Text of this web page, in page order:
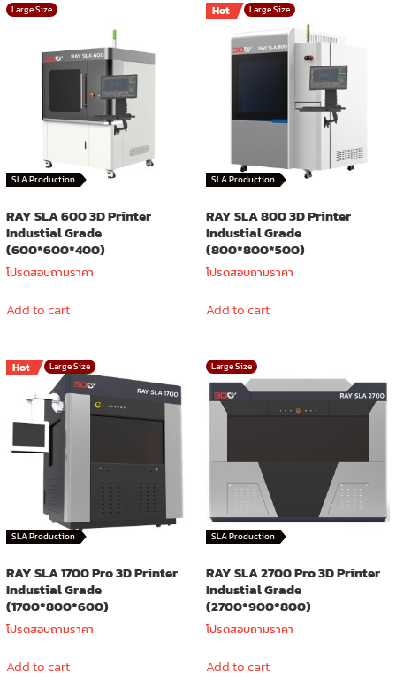
SLA Production
Large Size
RAY SLA 600 3D Printer
Industial Grade
(600*600*400)
โปรดสอบถามราคา
Add to cart
Hot Large Size
SLA Production
RAY SLA 800 3D Printer
Industial Grade
(800*800*500)
โปรดสอบถามราคา
Add to cart
Hot Large Size
SLA Production
RAY SLA 1700 Pro 3D Printer
Industial Grade
(1700*800*600)
โปรดสอบถามราคา
Add to cart
SLA Production
Large Size
RAY SLA 2700 Pro 3D Printer
Industial Grade
(2700*900*800)
โปรดสอบถามราคา
Add to cart